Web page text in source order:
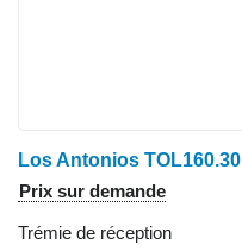
Los Antonios TOL160.30
Prix sur demande
Trémie de réception